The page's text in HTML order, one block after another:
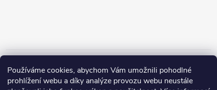
Používáme cookies, abychom Vám umožnili pohodlné
prohlížení webu a díky analýze provozu webu neustále